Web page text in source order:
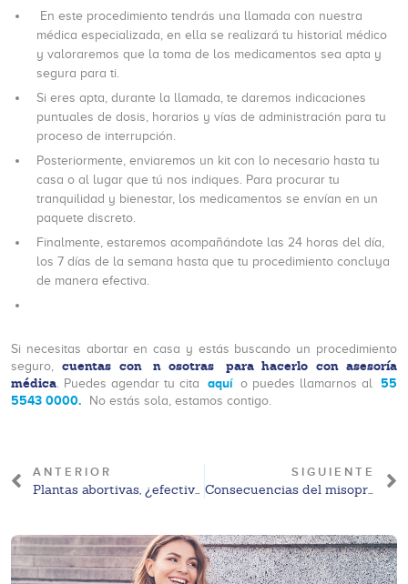
En este procedimiento tendrás una llamada con nuestra
médica especializada, en ella se realizará tu historial médico
y valoraremos que la toma de los medicamentos sea apta y
segura para ti.
Si eres apta, durante la llamada, te daremos indicaciones
puntuales de dosis, horarios y vías de administración para tu
proceso de interrupción.
Posteriormente, enviaremos un kit con lo necesario hasta tu
casa o al lugar que tú nos indiques. Para procurar tu
tranquilidad y bienestar, los medicamentos se envían en un
paquete discreto.
Finalmente, estaremos acompañándote las 24 horas del día,
los 7 días de la semana hasta que tu procedimiento concluya
de manera efectiva.
Si necesitas abortar en casa y estás buscando un procedimiento
seguro,cuentas con n osotras
para hacerlo con asesoría
médica. Puedes agendar tu cita aquí o puedes llamarnos al
55
5543 0000.
No estás sola, estamos contigo.
ANTERIOR
Plantas abortivas, ¿efectivas o peligrosas?
SIGUIENTE
Consecuencias del misoprostol